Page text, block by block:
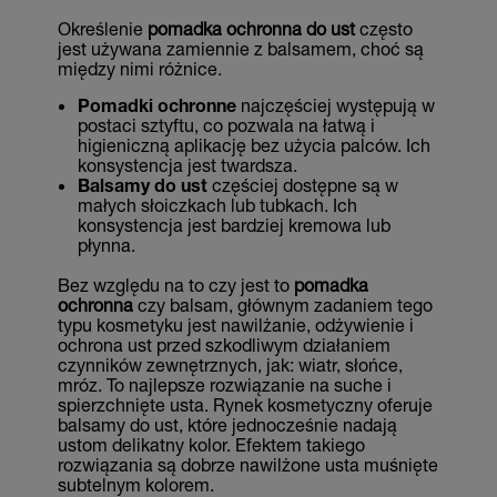
Określenie pomadka ochronna do ustczęsto
jest używana zamiennie z balsamem, choć są
między nimi różnice.
Pomadki ochronnenajczęściej występują w
postaci sztyftu, co pozwala na łatwą i
higieniczną aplikację bez użycia palców. Ich
konsystencja jest twardsza.
Balsamy do ust częściej dostępne są w
małych słoiczkach lub tubkach. Ich
konsystencja jest bardziej kremowa lub
płynna.
Bez względu na to czy jest to pomadka
ochronnaczy balsam, głównym zadaniem tego
typu kosmetyku jest nawilżanie, odżywienie i
ochrona ust przed szkodliwym działaniem
czynników zewnętrznych, jak: wiatr, słońce,
mróz. To najlepsze rozwiązanie na suche i
spierzchnięte usta. Rynek kosmetyczny oferuje
balsamy do ust, które jednocześnie nadają
ustom delikatny kolor. Efektem takiego
rozwiązania są dobrze nawilżone usta muśnięte
subtelnym kolorem.